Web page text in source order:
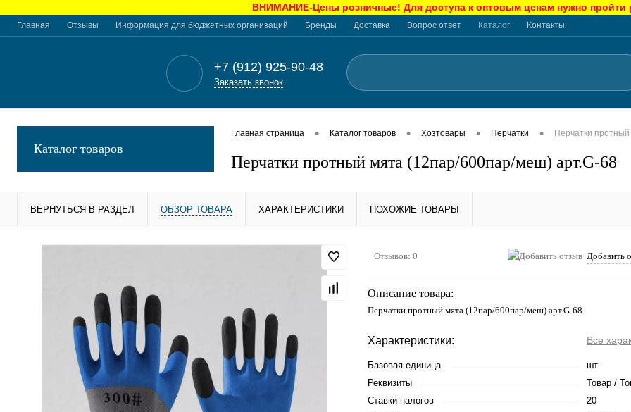
ВНИМАНИЕ-Цены розничные! Для доступа к оптовым ценам нужно пройти
Главная Отзывы Информация для бюджетных организаций Бренды Доставка Вопрос ответ Каталог Контакты
+7 (912) 925-90-48
Заказать звонок
Каталог товаров
Главная страница • Каталог товаров • Хозтовары • Перчатки • Перчатки
Перчатки протный мята (12пар/600пар/меш) арт.G-68
ВЕРНУТЬСЯ В РАЗДЕЛ ОБЗОР ТОВАРА ХАРАКТЕРИСТИКИ ПОХОЖИЕ ТОВАРЫ
Отзывов: 0 Добавить
Описание товара:
Перчатки протный мята (12пар/600пар/меш) арт.G-68
Характеристики: Все
Базовая единица
шт
Реквизиты
Товар /
Ставки налогов
20